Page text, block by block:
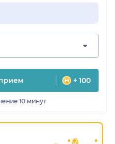
+ 100
10 минут